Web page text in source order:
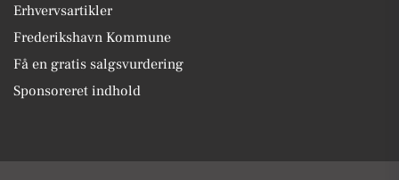
Erhvervsartikler
Frederikshavn Kommune
Få en gratis salgsvurdering
Sponsoreret indhold